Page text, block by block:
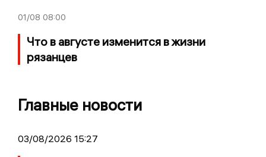
01/08 08:00
Что в августе изменится в жизни
рязанцев
Главные новости
03/08/2026 15:27